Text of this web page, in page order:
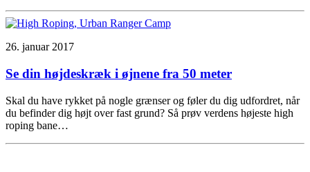
26. januar 2017
Se din højdeskræk i øjnene fra 50 meter
Skal du have rykket på nogle grænser og føler du dig udfordret, når
du befinder dig højt over fast grund? Så prøv verdens højeste high
roping bane…